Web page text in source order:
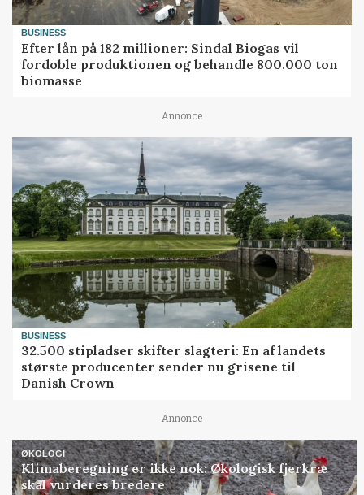
BUSINESS
Efter lån på 182 millioner: Sindal Biogas vil
fordoble produktionen og behandle 800.000 ton
biomasse
Annonce
BUSINESS
32.500 stipladser skifter slagteri: En af landets
største producenter sender nu grisene til
Danish Crown
Annonce
ØKOLOGI
Klimaberegning er ikke nok: Økologisk fjerkræ
skal vurderes bredere